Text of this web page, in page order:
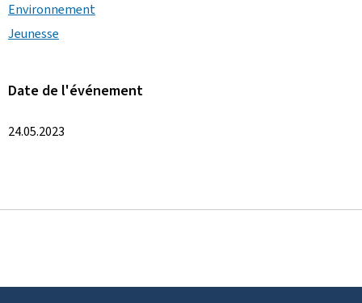
Environnement
Jeunesse
Date de l'événement
24.05.2023